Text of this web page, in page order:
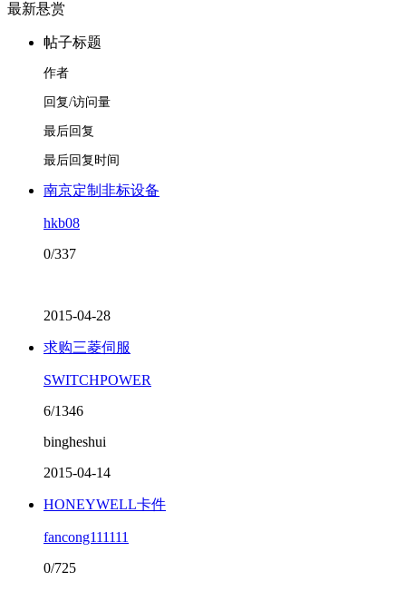
最新悬赏
帖子标题
作者
回复/访问量
最后回复
最后回复时间
南京定制非标设备
hkb08
0/337
2015-04-28
求购三菱伺服
SWITCHPOWER
6/1346
bingheshui
2015-04-14
HONEYWELL卡件
fancong111111
0/725